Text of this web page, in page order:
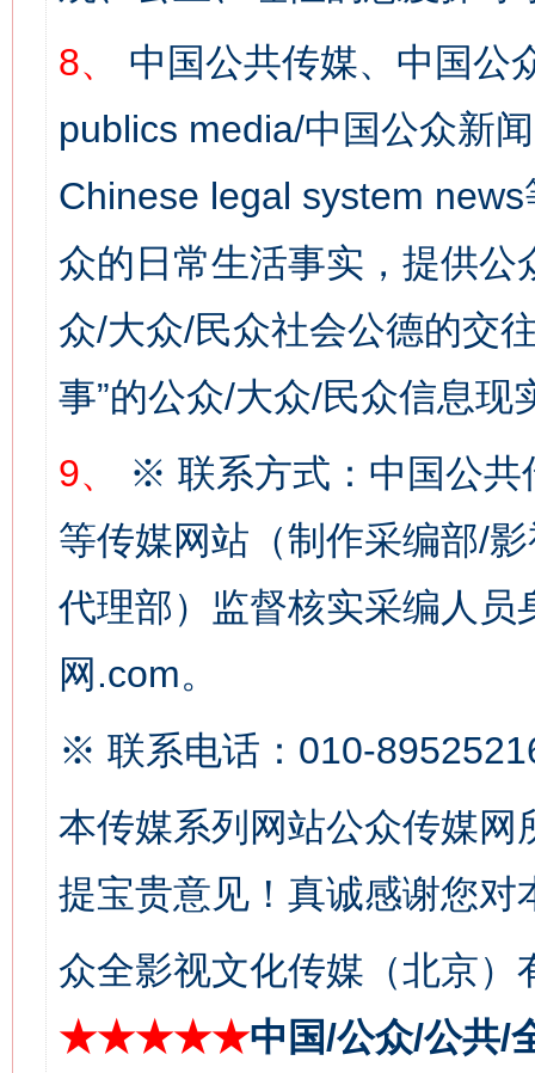
8、
中国公共传媒、中国公
publics media/中国公众新
Chinese legal system
众的日常生活事实，提供
众/大众/民众社会公德的交
事”的公众/大众/民众信息现
9、
※ 联系方式：中国公共
等传媒网站（制作采编部/
代理部）监督核实采编人员
网.com。
※ 联系电话：010-
本传媒系列网站公众传媒
提宝贵意见！真诚感谢您
众全影视文化传媒（北京）
★★★★★中国/公众/公共/
这是一记警钟！ 谢